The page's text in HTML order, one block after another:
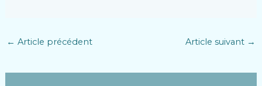
← Article précédent Article suivant →